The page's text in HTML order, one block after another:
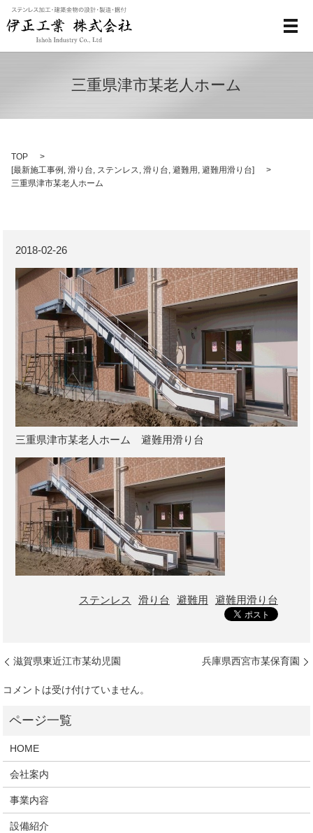
メ
三重県津市某老人ホーム
TOP
[最新施工事例 ,滑り台, ステンレス,滑り台,避難用 ,避難用滑り台]
三重県津市某老人ホーム
2018-02-26
三重県津市某老人ホーム 避難用滑り台
ステンレス 滑り台 避難用 避難用滑り台
滋賀県東近江市某幼児園 兵庫県西宮市某保育園
コメントは受け付けていません。
HOME
会社案内
事業内容
設備紹介